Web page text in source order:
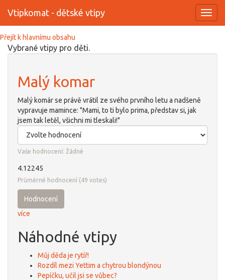
Přejít k hlavnímu obsahu
Vtipkomat - dětské vtipy
Vybrané vtipy pro děti.
Malý komar
Malý komár se právě vrátil ze svého prvního letu a nadšeně
vypravuje mamince: "Mami, to ti bylo prima, představ si, jak
jsem tak letěl, všichni mi tleskali!"
Vaše hodnocení: Žádné
4.12245
Průměrné hodnocení (49 votes)
Hodnocení
více
Náhodné vtipy
Můj děda je rytíř!
Rozdíl mezi Yettim a chytrou blondýnou
Pepíčku, učil jsi se vůbec?